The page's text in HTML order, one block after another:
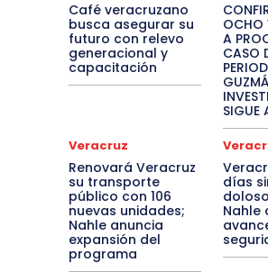
Café veracruzano
busca asegurar su
futuro con relevo
generacional y
capacitación
OCHO
A
CASO
SIGUE
Veracruz
Renovará Veracruz
su transporte
público con 106
nuevas unidades;
Nahle anuncia
expansión del
programa
días
Nahle